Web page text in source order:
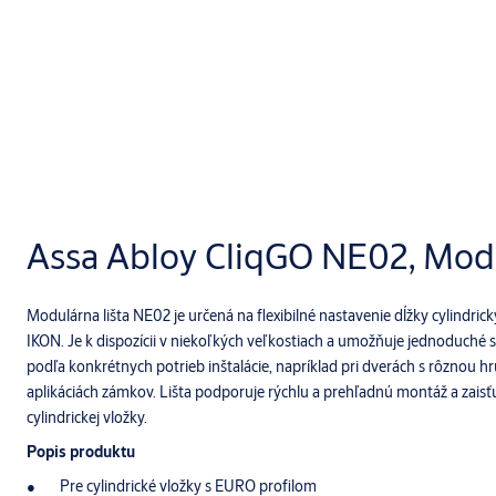
Assa Abloy CliqGO NE02,
Modulárna lišta NE02 je určená na flexibilné nastavenie dĺžky
IKON. Je k dispozícii v niekoľkých veľkostiach a umožňuje jednoduché
podľa konkrétnych potrieb inštalácie, napríklad pri dverách s rôznou
aplikáciách zámkov. Lišta podporuje rýchlu a prehľadnú montáž a
cylindrickej vložky.
Popis produktu
Pre cylindrické vložky s EURO profilom